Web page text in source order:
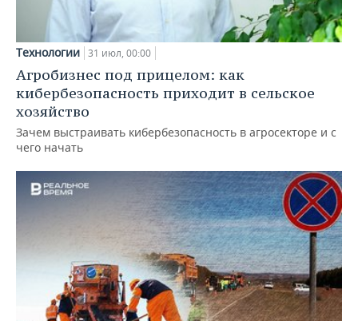
Технологии 31 июл, 00:00
Агробизнес под прицелом: как
кибербезопасность приходит в сельское
хозяйство
Зачем выстраивать кибербезопасность в агросекторе и с
чего начать